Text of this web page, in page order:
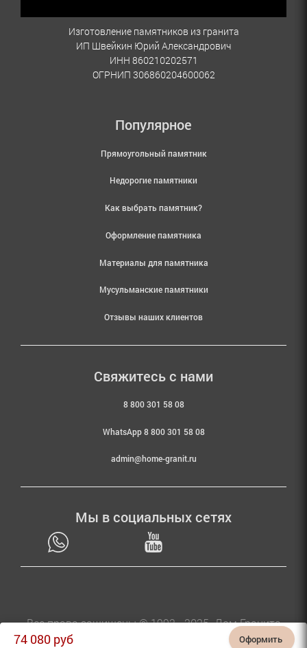
Оформить
74 080 руб
Изготовление памятников из гранита
ИП Швейкин Юрий Александрович
ИНН 860210202571
ОГРНИП 306860204600062
Популярное
Прямоугольный памятник
Недорогие памятники
Как выбрать памятник?
Оформление памятника
Материалы для памятника
Мусульманские памятники
Отзывы наших клиентов
Свяжитесь с нами
8 800 301 58 08
WhatsApp 8 800 301 58 08
admin@home-granit.ru
Мы в социальных сетях
Все права защищены © 1992 - 2025. Дом Гранита